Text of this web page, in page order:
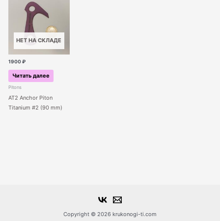
НЕТ НА СКЛАДЕ
1900₽
Читать далее
Pitons
AT2 Anchor Piton
Titanium #2 (90 mm)
Copyright © 2026 krukonogi-ti.com